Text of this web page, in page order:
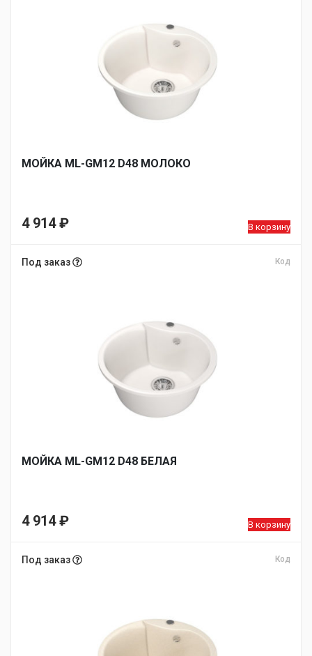
МОЙКA ML-GM12 D48 МОЛОКО
4 914₽ В корзину
Под заказ Код
МОЙКA ML-GM12 D48 БЕЛАЯ
4 914₽ В корзину
Под заказ Код